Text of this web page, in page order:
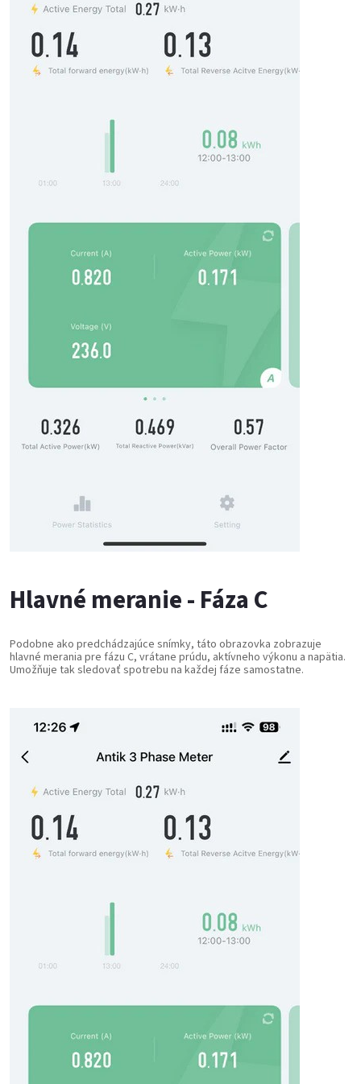
Hlavné meranie - Fáza C
Podobne ako predchádzajúce snímky, táto obrazovka zobrazuje
hlavné merania pre fázu C, vrátane prúdu, aktívneho výkonu a napätia.
Umožňuje tak sledovať spotrebu na každej fáze samostatne.